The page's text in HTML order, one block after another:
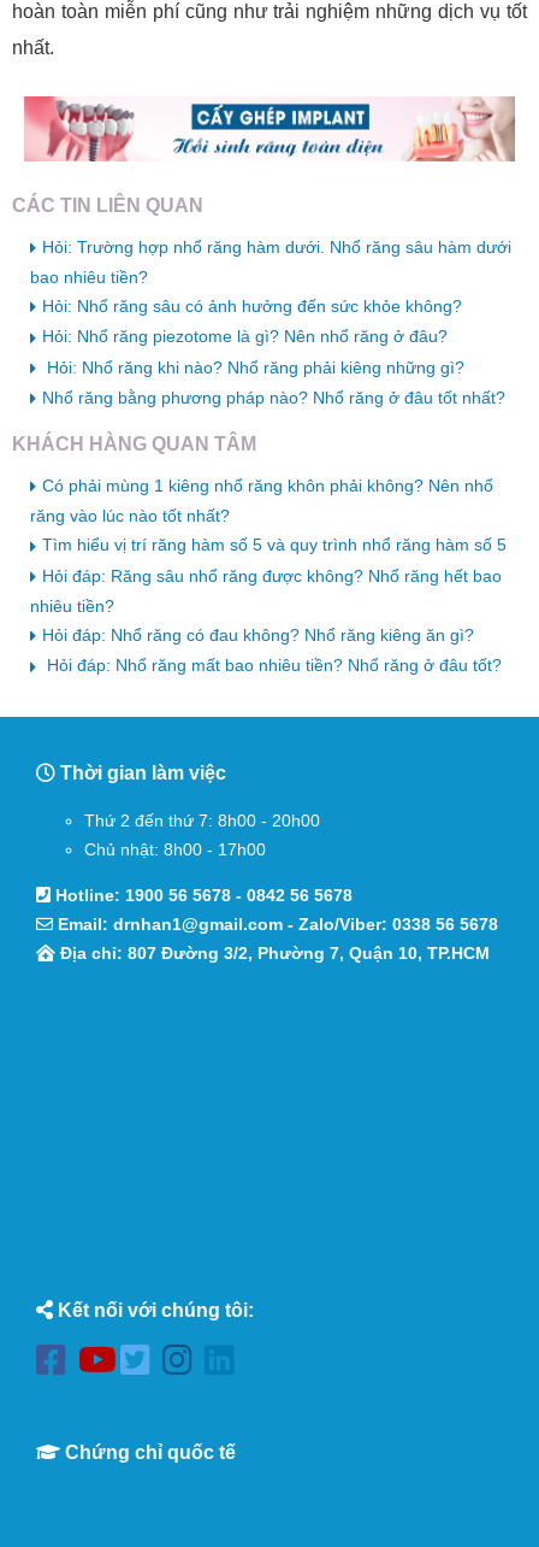
hoàn toàn miễn phí cũng như trải nghiệm những dịch vụ tốt
nhất.
CÁC TIN LIÊN QUAN
Hỏi: Trường hợp nhổ răng hàm dưới. Nhổ răng sâu hàm dưới
bao nhiêu tiền?
Hỏi: Nhổ răng sâu có ảnh hưởng đến sức khỏe không?
Hỏi: Nhổ răng piezotome là gì? Nên nhổ răng ở đâu?
Hỏi: Nhổ răng khi nào? Nhổ răng phải kiêng những gì?
Nhổ răng bằng phương pháp nào? Nhổ răng ở đâu tốt nhất?
KHÁCH HÀNG QUAN TÂM
Có phải mùng 1 kiêng nhổ răng khôn phải không? Nên nhổ
răng vào lúc nào tốt nhất?
Tìm hiểu vị trí răng hàm số 5 và quy trình nhổ răng hàm số 5
Hỏi đáp: Răng sâu nhổ răng được không? Nhổ răng hết bao
nhiêu tiền?
Hỏi đáp: Nhổ răng có đau không? Nhổ răng kiêng ăn gì?
Hỏi đáp: Nhổ răng mất bao nhiêu tiền? Nhổ răng ở đâu tốt?
Thời gian làm việc
Thứ 2 đến thứ 7: 8h00 - 20h00
Chủ nhật: 8h00 - 17h00
Hotline: 1900 56 5678 - 0842 56 5678
Email: drnhan1@gmail.com - Zalo/Viber: 0338 56 5678
Địa chỉ: 807 Đường 3/2, Phường 7, Quận 10, TP.HCM
Kết nối với chúng tôi:
Chứng chỉ quốc tế